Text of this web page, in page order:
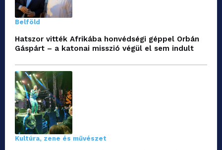
Belföld
Hatszor vitték Afrikába honvédségi géppel Orbán
Gáspárt – a katonai misszió végül el sem indult
Kultúra, zene és művészet